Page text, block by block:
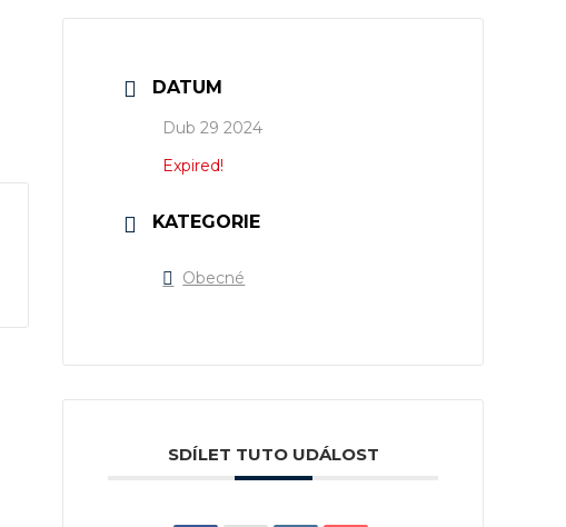
DATUM
Dub 29 2024
Expired!
KATEGORIE
Obecné
SDÍLET TUTO UDÁLOST